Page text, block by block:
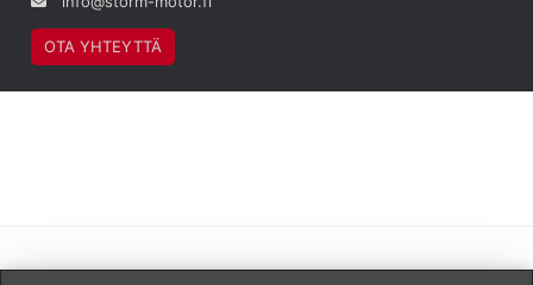
OTA YHTEYTTÄ